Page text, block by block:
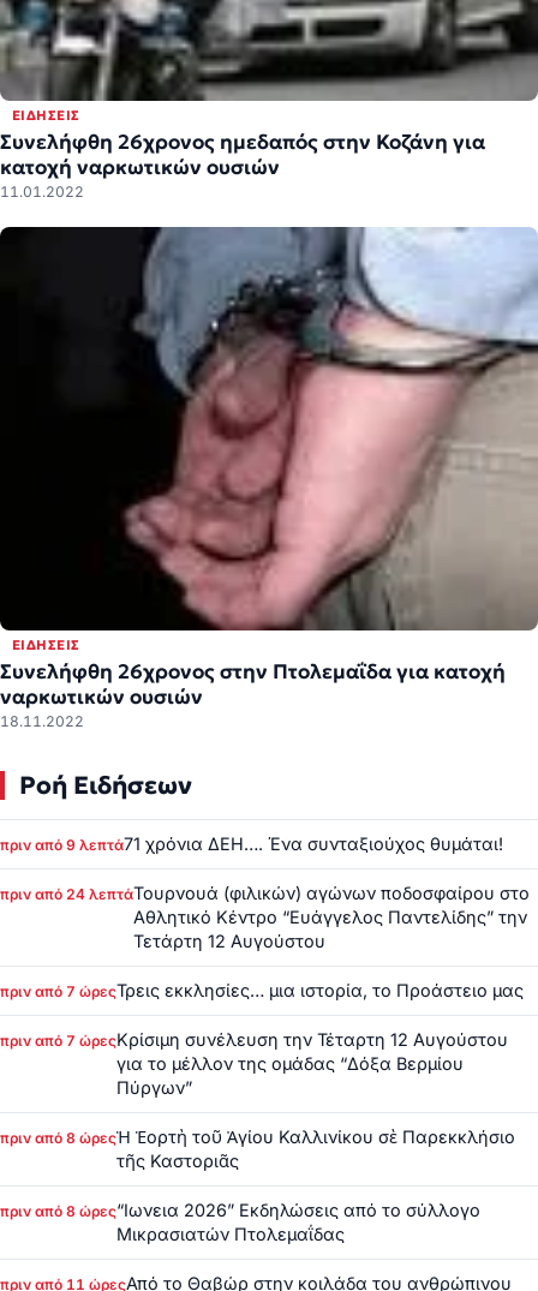
ΕΙΔΉΣΕΙΣ
Συνελήφθη 26χρονος ημεδαπός στην Κοζάνη για
κατοχή ναρκωτικών ουσιών
11.01.2022
ΕΙΔΉΣΕΙΣ
Συνελήφθη 26χρονος στην Πτολεμαΐδα για κατοχή
ναρκωτικών ουσιών
18.11.2022
Ροή Ειδήσεων
πριν από 9 λεπτά71 χρόνια ΔΕΗ…. Ένα συνταξιούχος θυμάται!
πριν από 24 λεπτάΤουρνουά (φιλικών) αγώνων ποδοσφαίρου στο
Αθλητικό Κέντρο “Ευάγγελος Παντελίδης” την
Τετάρτη 12 Αυγούστου
πριν από 7 ώρεςΤρεις εκκλησίες… μια ιστορία, το Προάστειο μας
πριν από 7 ώρεςΚρίσιμη συνέλευση την Τέταρτη 12 Αυγούστου
για το μέλλον της ομάδας “Δόξα Βερμίου
Πύργων”
πριν από 8 ώρεςἩ Ἑορτὴ τοῦ Ἁγίου Καλλινίκου σὲ Παρεκκλήσιο
τῆς Καστοριᾶς
πριν από 8 ώρες“Ιωνεια 2026” Εκδηλώσεις από το σύλλογο
Μικρασιατών Πτολεμαΐδας
πριν από 11 ώρεςΑπό το Θαβώρ στην κοιλάδα του ανθρώπινου